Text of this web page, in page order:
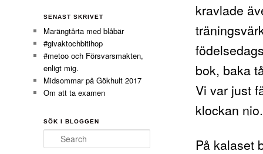
kravlade
bok, baka
Vi var just
klockan nio.
På kalaset
SENAST SKRIVET
Marängtårta med blåbär
#givaktochbitihop
#metoo och Försvarsmakten,
enligt mig.
Midsommar på Gökhult 2017
Om att ta examen
SÖK I BLOGGEN
Search